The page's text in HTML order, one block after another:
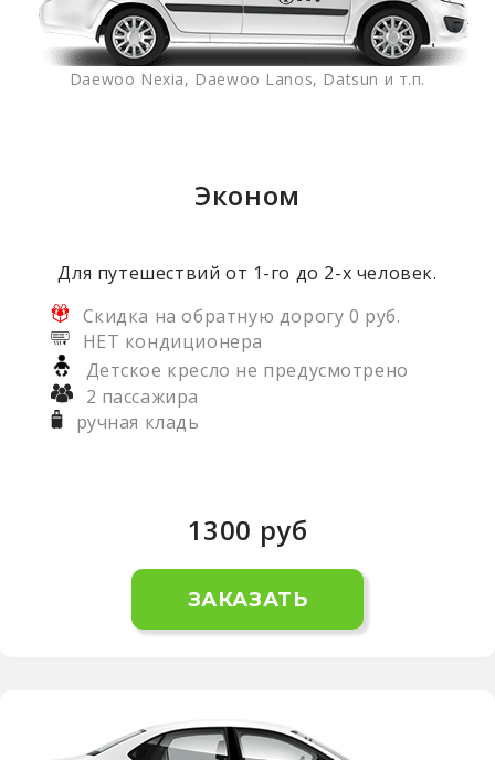
Daewoo Nexia, Daewoo Lanos, Datsun и т.п.
Эконом
Для путешествий от 1-го до 2-х человек.
Скидка на обратную дорогу 0 руб.
НЕТ кондиционера
Детское кресло не предусмотрено
2 пассажира
ручная кладь
1300 руб
ЗАКАЗАТЬ